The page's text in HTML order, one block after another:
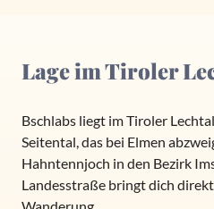
Lage im Tiroler
Bschlabs liegt im Tiroler
Seitental, das bei Elmen
Hahntennjoch in den Bezirk
Landesstraße bringt dich